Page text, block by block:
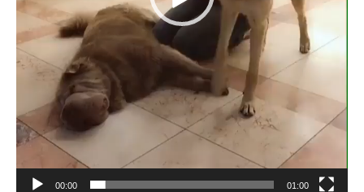
00:00 01:00